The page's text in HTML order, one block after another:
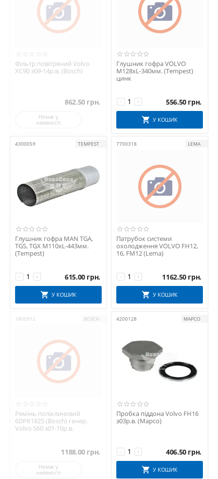
Фільтр повітряний Volvo
XC90 з09-14р.в. (Bosch)
862.50 грн.
Немає у
наявності
Глушник гофра VOLVO
М128хL-340мм. (Tempest)
цинк
+
− 556.50 грн.
У КОШИК
4300059 TEMPEST
Глушник гофра MAN TGA,
TGS, TGX М110хL-443мм.
(Tempest)
+
− 615.00 грн.
У КОШИК
7700318 LEMA
Патрубок системи
охолодження VOLVO FH12,
16, FM12 (Lema)
+
− 1162.50 грн.
У КОШИК
1800912 BOSCH
Ремінь поліклиновий
6DPK1825 (Bosch) генер.
Volvo S60 з01-10р.в.
1188.00 грн.
Немає у
наявності
4200128 MAPCO
Пробка піддона Volvo FH16
з03р.в. (Mapco)
+
− 406.50 грн.
У КОШИК